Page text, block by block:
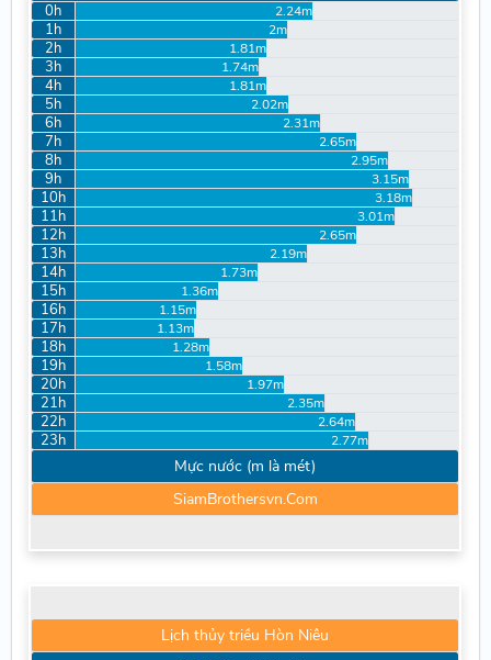
0h 2.24m
1h 2m
2h 1.81m
3h 1.74m
4h 1.81m
5h 2.02m
6h 2.31m
7h 2.65m
8h 2.95m
9h 3.15m
10h 3.18m
11h 3.01m
12h 2.65m
13h 2.19m
14h 1.73m
15h 1.36m
16h 1.15m
17h 1.13m
18h 1.28m
19h 1.58m
20h 1.97m
21h 2.35m
22h 2.64m
23h 2.77m
Mực nước (m là mét)
SiamBrothersvn.Com
Lịch thủy triều Hòn Niêu